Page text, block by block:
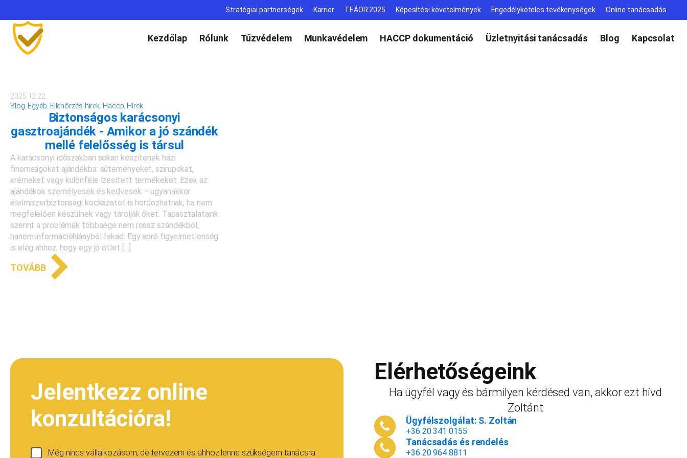
Stratégiai partnerségek Karrier TEÁOR 2025 Képesítési követelmények Engedélyköteles tevékenységek Online tanácsadás
Kezdőlap Rólunk Tűzvédelem Munkavédelem HACCP dokumentáció Üzletnyitási tanácsadás Blog Kapcsolat
2025.12.22.
Blog Egyéb Ellenőrzés-hírek Haccp Hírek
Biztonságos karácsonyi
gasztroajándék - Amikor a jó szándék
mellé felelősség is társul
A karácsonyi időszakban sokan készítenek házi
finomságokat ajándékba: süteményeket, szirupokat,
krémeket vagy különféle ízesített termékeket. Ezek az
ajándékok személyesek és kedvesek – ugyanakkor
élelmiszerbiztonsági kockázatot is hordozhatnak, ha nem
megfelelően készülnek vagy tárolják őket. Tapasztalataink
szerint a problémák többsége nem rossz szándékból,
hanem információhiányból fakad. Egy apró figyelmetlenség
is elég ahhoz, hogy egy jó ötlet […]
TOVÁBB
Jelentkezz online
konzultációra!
Még nincs vállalkozásom, de tervezem és ahhoz lenne szükségem tanácsra
Elérhetőségeink
Ha ügyfél vagy és bármilyen kérdésed van, akkor ezt hívd
Zoltánt
Ügyfélszolgálat: S. Zoltán
+36 20 341 0155
Tanácsadás és rendelés
+36 20 964 8811